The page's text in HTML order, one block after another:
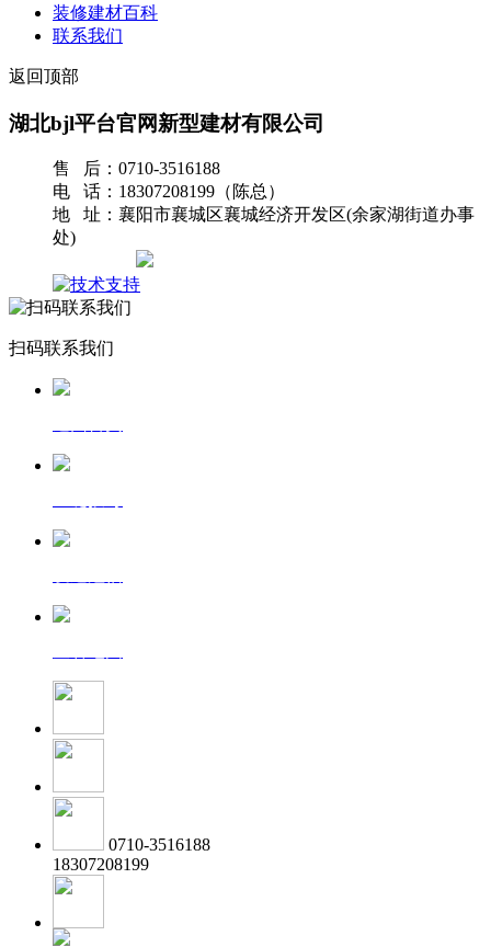
装修建材百科
联系我们
返回顶部
湖北bjl平台官网新型建材有限公司
售 后：0710-3516188
电 话：18307208199（陈总）
地 址：襄阳市襄城区襄城经济开发区(余家湖街道办事
处)
扫码联系我们
0710-3516188
18307208199